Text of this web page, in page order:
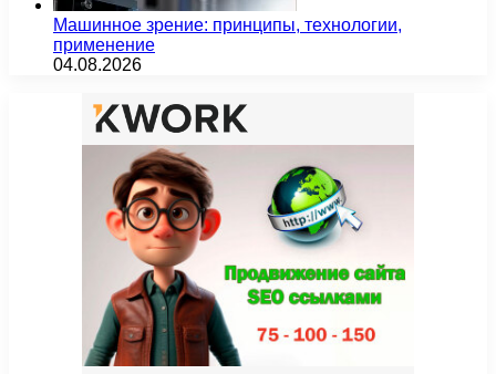
Машинное зрение: принципы, технологии,
применение
04.08.2026